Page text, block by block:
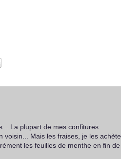
La plupart de mes confitures
voisin... Mais les fraises, je les achète
les feuilles de menthe en fin de